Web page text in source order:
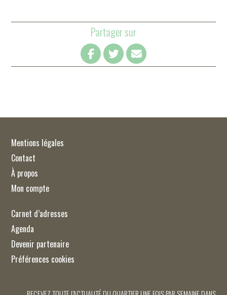
Partager sur
Mentions légales
Contact
À propos
Mon compte
Carnet d’adresses
Agenda
Devenir partenaire
Préférences cookies